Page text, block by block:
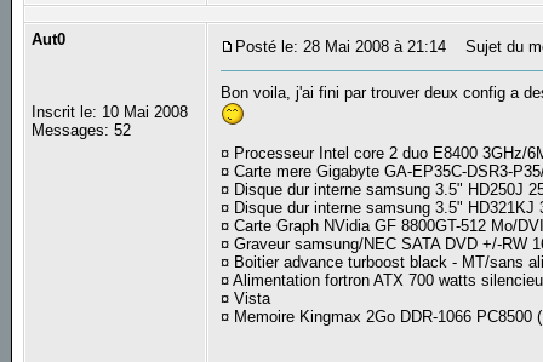
Aut0
Inscrit le: 10 Mai 2008
Messages: 52
Posté le: 28 Mai 2008 à 21:14 Sujet du
Bon voila, j'ai fini par trouver deux config a
¤ Processeur Intel core 2 duo E8400 3GHz/
¤ Carte mere Gigabyte GA-EP35C-DSR3-
¤ Disque dur interne samsung 3.5" HD250J
¤ Disque dur interne samsung 3.5"
¤ Carte Graph NVidia GF 8800GT-512 Mo/
¤ Graveur samsung/NEC SATA DVD +/-RW
¤ Boitier advance turboost black - MT/sans
¤ Alimentation fortron ATX 700 watts
¤ Vista
¤ Memoire Kingmax 2Go DDR-1066 PC8500